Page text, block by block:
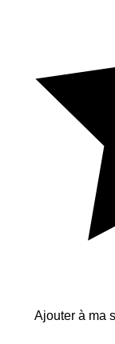
Ajouter à ma